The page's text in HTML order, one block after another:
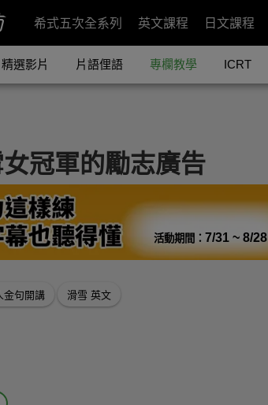
希式五次全系列 英文課程 日文課程
精選影片 片語俚語 專欄教學 ICRT
冠軍的勵志廣告
活動期間： 7/31 ~ 8/28
金句開講 滑雪 英文